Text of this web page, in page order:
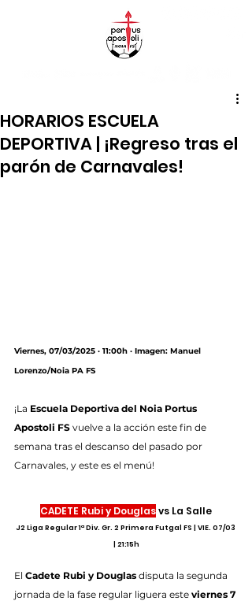
HORARIOS ESCUELA
DEPORTIVA | ¡Regreso tras el
parón de Carnavales!
Viernes, 07/03/2025 · 11:00h · Imagen: Manuel
Lorenzo/Noia PA FS
¡La Escuela Deportiva del Noia Portus
Apostoli FS vuelve a la acción este fin de
semana tras el descanso del pasado por
Carnavales, y este es el menú!
CADETE Rubi y Douglas vs La Salle
J2 Liga Regular 1ª Div. Gr. 2 Primera Futgal FS | VIE. 07/03
| 21:15h
El Cadete Rubi y Douglas disputa la segunda
jornada de la fase regular liguera este viernes 7